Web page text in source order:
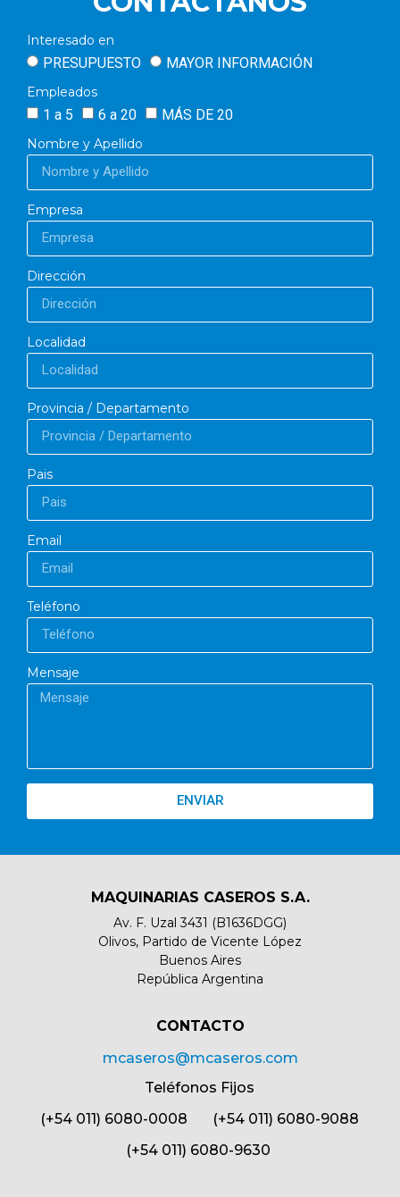
Interesado en
PRESUPUESTO MAYOR INFORMACIÓN
Empleados
1 a 5 6 a 20 MÁS DE 20
Nombre y Apellido
Empresa
Dirección
Localidad
Provincia / Departamento
Pais
Email
Teléfono
Mensaje
ENVIAR
MAQUINARIAS CASEROS S.A.
Av. F. Uzal 3431 (B1636DGG)
Olivos, Partido de Vicente López
Buenos Aires
República Argentina
CONTACTO​
mcaseros@mcaseros.com
Teléfonos Fijos
(+54 011) 6080-0008 (+54 011) 6080-9088
(+54 011) 6080-9630